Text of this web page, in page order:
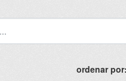
ordenar por